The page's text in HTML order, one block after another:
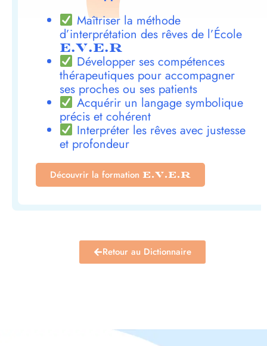
Maîtriser la méthode
d’interprétation des rêves de l’École
E.V.E.R
Développer ses compétences
thérapeutiques pour accompagner
ses proches ou ses patients
Acquérir un langage symbolique
précis et cohérent
Interpréter les rêves avec justesse
et profondeur
Découvrir la formation E.V.E.R
Retour au Dictionnaire